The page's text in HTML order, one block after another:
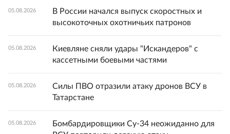
05.08.2026
В России начался выпуск скоростных и
высокоточных охотничьих патронов
05.08.2026
Киевляне сняли удары "Искандеров" с
кассетными боевыми частями
05.08.2026
Силы ПВО отразили атаку дронов ВСУ в
Татарстане
05.08.2026
Бомбардировщики Су-34 неожиданно для